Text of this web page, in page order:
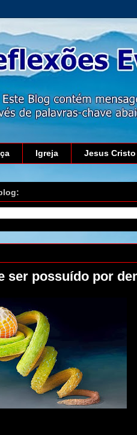
Igreja Jesus Cristo
ser possuído por